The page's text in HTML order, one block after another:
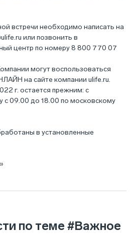
встречи необходимо написать на
или позвонить в
центр по номеру 8 800 770 07
могут воспользоваться
на сайте компании ulife.ru.
г. остается прежним: с
с 09.00 до 18.00 по московскому
в установленные
по теме #Важное